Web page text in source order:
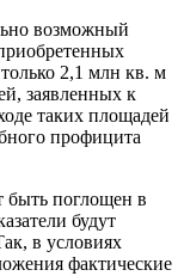
возможный
2,1 млн кв. м
заявленных к
таких площадей
профицита
быть поглощен в
будут
в условиях
фактические